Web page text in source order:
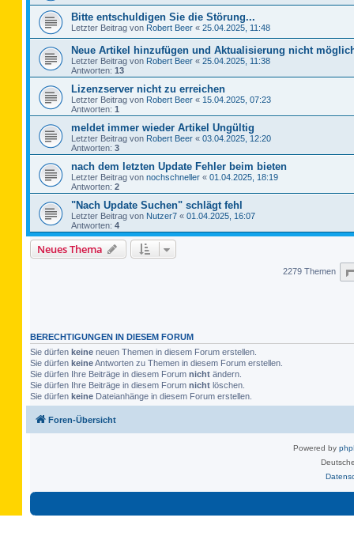
Bitte entschuldigen Sie die Störung...
Letzter Beitrag von Robert Beer « 25.04.2025, 11:48
Neue Artikel hinzufügen und Aktualisierung nicht
Letzter Beitrag von Robert Beer « 25.04.2025, 11:38
Antworten: 13
Lizenzserver nicht zu erreichen
Letzter Beitrag von Robert Beer « 15.04.2025, 07:23
Antworten: 1
meldet immer wieder Artikel Ungültig
Letzter Beitrag von Robert Beer « 03.04.2025, 12:20
Antworten: 3
nach dem letzten Update Fehler beim bieten
Letzter Beitrag von nochschneller « 01.04.2025, 18:19
Antworten: 2
"Nach Update Suchen" schlägt fehl
Letzter Beitrag von Nutzer7 « 01.04.2025, 16:07
Antworten: 4
Neues Thema
2279 Themen
BERECHTIGUNGEN IN DIESEM FORUM
Sie dürfen keine neuen Themen in diesem Forum erstellen.
Sie dürfen keineAntworten zu Themen in diesem Forum erstellen.
Sie dürfen Ihre Beiträge in diesem Forum nicht ändern.
Sie dürfen Ihre Beiträge in diesem Forum nicht löschen.
Sie dürfen keine Dateianhänge in diesem Forum erstellen.
Foren-Übersicht
Powered by